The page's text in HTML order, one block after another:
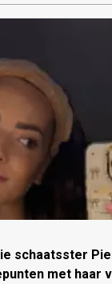
schaatsster
met haar